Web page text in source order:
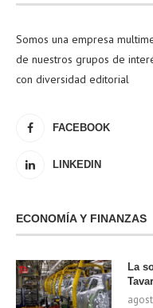
Somos una empresa
de nuestros grupos de
con diversidad editorial
FACEBOOK
LINKEDIN
ECONOMÍA Y FINANZAS
La